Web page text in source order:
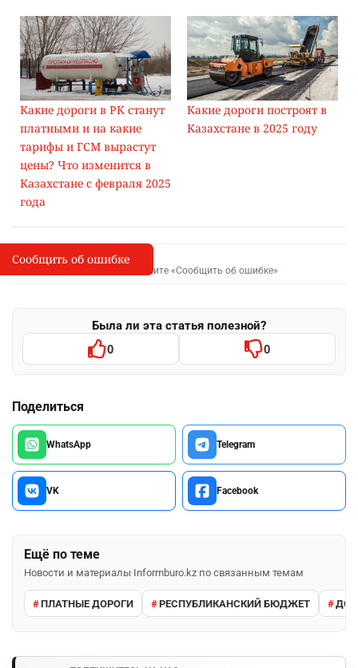
Какие дороги в РК станут
платными и на какие
тарифы и ГСМ вырастут
цены? Что изменится в
Казахстане с февраля 2025
года
Какие дороги построят в
Казахстане в 2025 году
I
Сообщить об опечатке
Выделите фрагмент и нажмите «Сообщить об ошибке»
Была ли эта статья полезной?
0 0
Поделиться
WhatsApp Telegram
VK Facebook
Ещё по теме
Новости и материалы Informburo.kz по связанным темам
ПЛАТНЫЕ ДОРОГИ РЕСПУБЛИКАНСКИЙ БЮДЖЕТ
Сообщить об ошибке